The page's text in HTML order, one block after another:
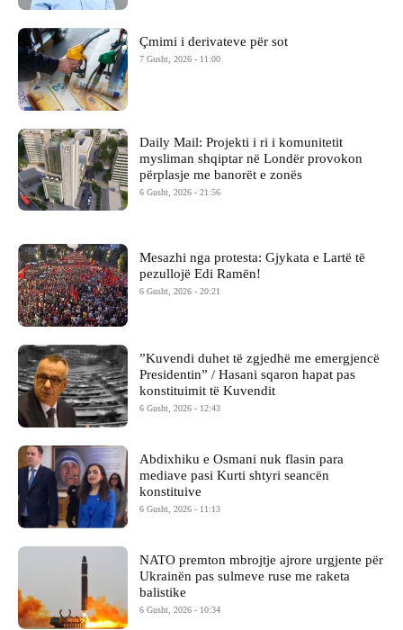
Çmimi i derivateve për sot
7 Gusht, 2026 - 11:00
Daily Mail: Projekti i ri i komunitetit
mysliman shqiptar në Londër provokon
përplasje me banorët e zonës
6 Gusht, 2026 - 21:56
Mesazhi nga protesta: Gjykata e Lartë të
pezullojë Edi Ramën!
6 Gusht, 2026 - 20:21
​”Kuvendi duhet të zgjedhë me emergjencë
Presidentin” / Hasani sqaron hapat pas
konstituimit të Kuvendit
6 Gusht, 2026 - 12:43
Abdixhiku e Osmani nuk flasin para
mediave pasi Kurti shtyri seancën
konstituive
6 Gusht, 2026 - 11:13
NATO premton mbrojtje ajrore urgjente për
Ukrainën pas sulmeve ruse me raketa
balistike
6 Gusht, 2026 - 10:34